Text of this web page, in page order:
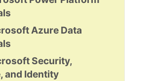
Azure Data
Security,
and Identity